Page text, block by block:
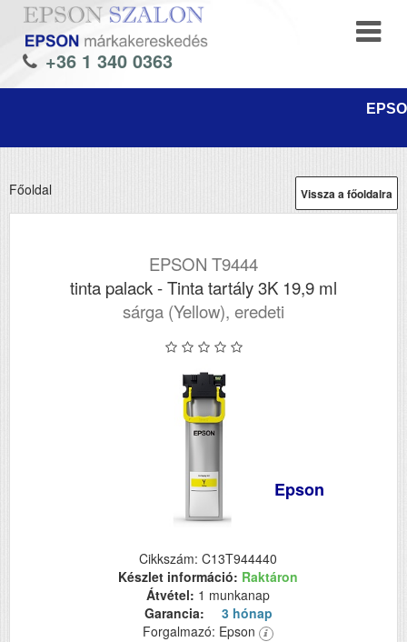
+36 1 340 0363
Vissza a főoldalra
Főoldal
EPSON T9444
tinta palack - Tinta tartály 3K 19,9 ml
sárga (Yellow), eredeti
Epson
Cikkszám: C13T944440
Készlet információ: Raktáron
Átvétel: 1 munkanap
Garancia:
3 hónap
Forgalmazó: Epson